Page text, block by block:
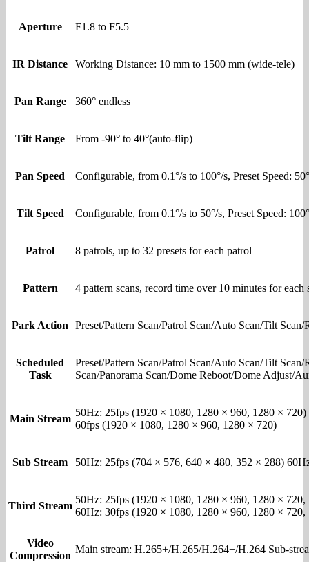
Aperture F1.8 to F5.5
IR Distance Working Distance: 10 mm to 1500 mm (wide-tele)
Pan Range 360° endless
Tilt Range From -90° to 40°(auto-flip)
Pan Speed Configurable, from 0.1°/s to 100°/s, Preset Speed:
Tilt Speed Configurable, from 0.1°/s to 50°/s, Preset Speed:
Patrol 8 patrols, up to 32 presets for each patrol
Pattern 4 pattern scans, record time over 10 minutes for each
Park Action Preset/Pattern Scan/Patrol Scan/Auto Scan/Tilt
Scheduled
Task
Preset/Pattern Scan/Patrol Scan/Auto Scan/Tilt Scan/
Scan/Panorama Scan/Dome Reboot/Dome Adjust/
Main Stream
50Hz: 25fps (1920 × 1080, 1280 × 960, 1280 ×
60fps (1920 × 1080, 1280 × 960, 1280 × 720)
Sub Stream 50Hz: 25fps (704 × 576, 640 × 480, 352 × 288)
Third Stream
50Hz: 25fps (1920 × 1080, 1280 × 960, 1280 ×
60Hz: 30fps (1920 × 1080, 1280 × 960, 1280 ×
Video
Compression
Main stream: H.265+/H.265/H.264+/H.264 Sub-